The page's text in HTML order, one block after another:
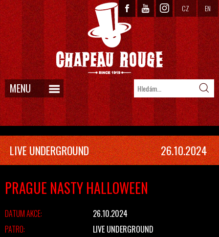
CZ EN
MENU
LIVE UNDERGROUND 26.10.2024
PRAGUE NASTY HALLOWEEN
DATUM AKCE:
26.10.2024
PATRO:
LIVE UNDERGROUND